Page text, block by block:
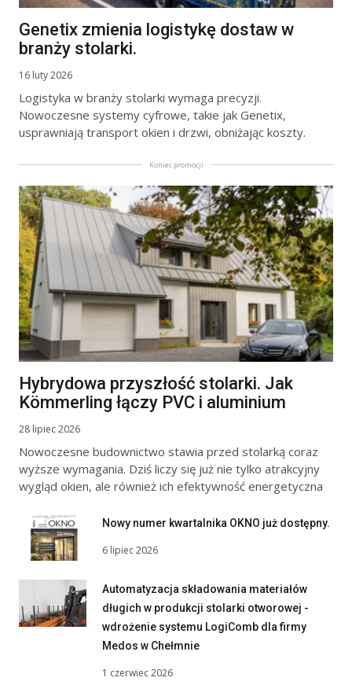
Genetix zmienia logistykę dostaw w
branży stolarki.
16 luty 2026
Logistyka w branży stolarki wymaga precyzji.
Nowoczesne systemy cyfrowe, takie jak Genetix,
usprawniają transport okien i drzwi, obniżając koszty.
Koniec promocji
Hybrydowa przyszłość stolarki. Jak
Kömmerling łączy PVC i aluminium
28 lipiec 2026
Nowoczesne budownictwo stawia przed stolarką coraz
wyższe wymagania. Dziś liczy się już nie tylko atrakcyjny
wygląd okien, ale również ich efektywność energetyczna
Nowy numer kwartalnika OKNO już dostępny.
6 lipiec 2026
Automatyzacja składowania materiałów
długich w produkcji stolarki otworowej -
wdrożenie systemu LogiComb dla firmy
Medos w Chełmnie
1 czerwiec 2026